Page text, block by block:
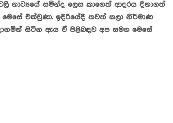
නාට්‍යයේ සමින්ද ලෙස කාගෙත් ආදරය දිනාගත්
එක්වුණා. ඉදිරියේදී තවත් කලා නිර්මාණ
සිටින ඇය ඒ පිළිබඳව අප සමග මෙසේ